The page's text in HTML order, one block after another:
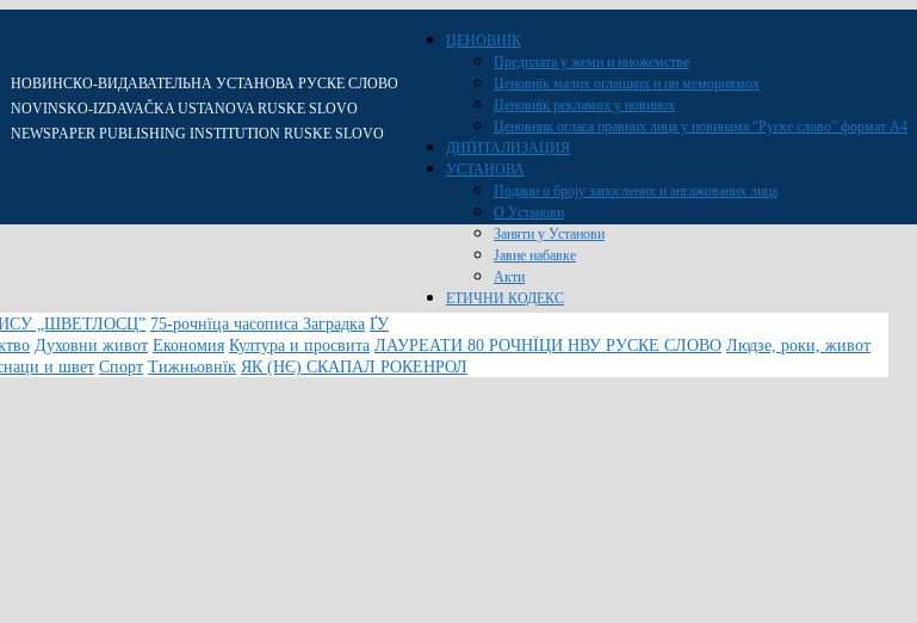
ЦЕНОВНЇК
Предплата у жеми и иножемстве
Ценовнїк малих оглашкох и ин мемориямох
Ценовнїк рекламох у новинох
Ценовник огласа правних лица у новинама “Руске слово” формат A4
ДИҐИТАЛИЗАЦИЯ
УСТАНОВА
Подаци о броју запослених и ангажованих лица
О Установи
Заняти у Установи
Јавне набавке
Акти
ЕТИЧНИ КОДЕКС
НОВИНСКО-ВИДАВАТЕЛЬНА УСТАНОВА РУСКЕ СЛОВО
NOVINSKO-IZDAVAČKA USTANOVA RUSKE SLOVO
NEWSPAPER PUBLISHING INSTITUTION RUSKE SLOVO
„ШВЕТЛОСЦ” 75-рочнїца часописа Заградка ҐУ
Духовни живот Економия Култура и просвита ЛАУРЕАТИ 80 РОЧНЇЦИ НВУ РУСКЕ СЛОВО Людзе, роки, живот
и швет Спорт Тижньовнїк ЯК (НЄ) СКАПАЛ РОКЕНРОЛ